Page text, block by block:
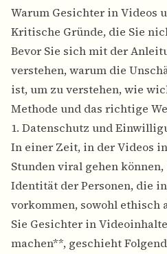
Warum Gesichter in Videos
Kritische Gründe, die Sie
Bevor Sie sich mit der
verstehen, warum die
ist, um zu verstehen, wie
Methode und das richtige
1. Datenschutz und
In einer Zeit, in der Videos
Stunden viral gehen
Identität der Personen, die
vorkommen, sowohl ethisch
Sie Gesichter in
machen**, geschieht